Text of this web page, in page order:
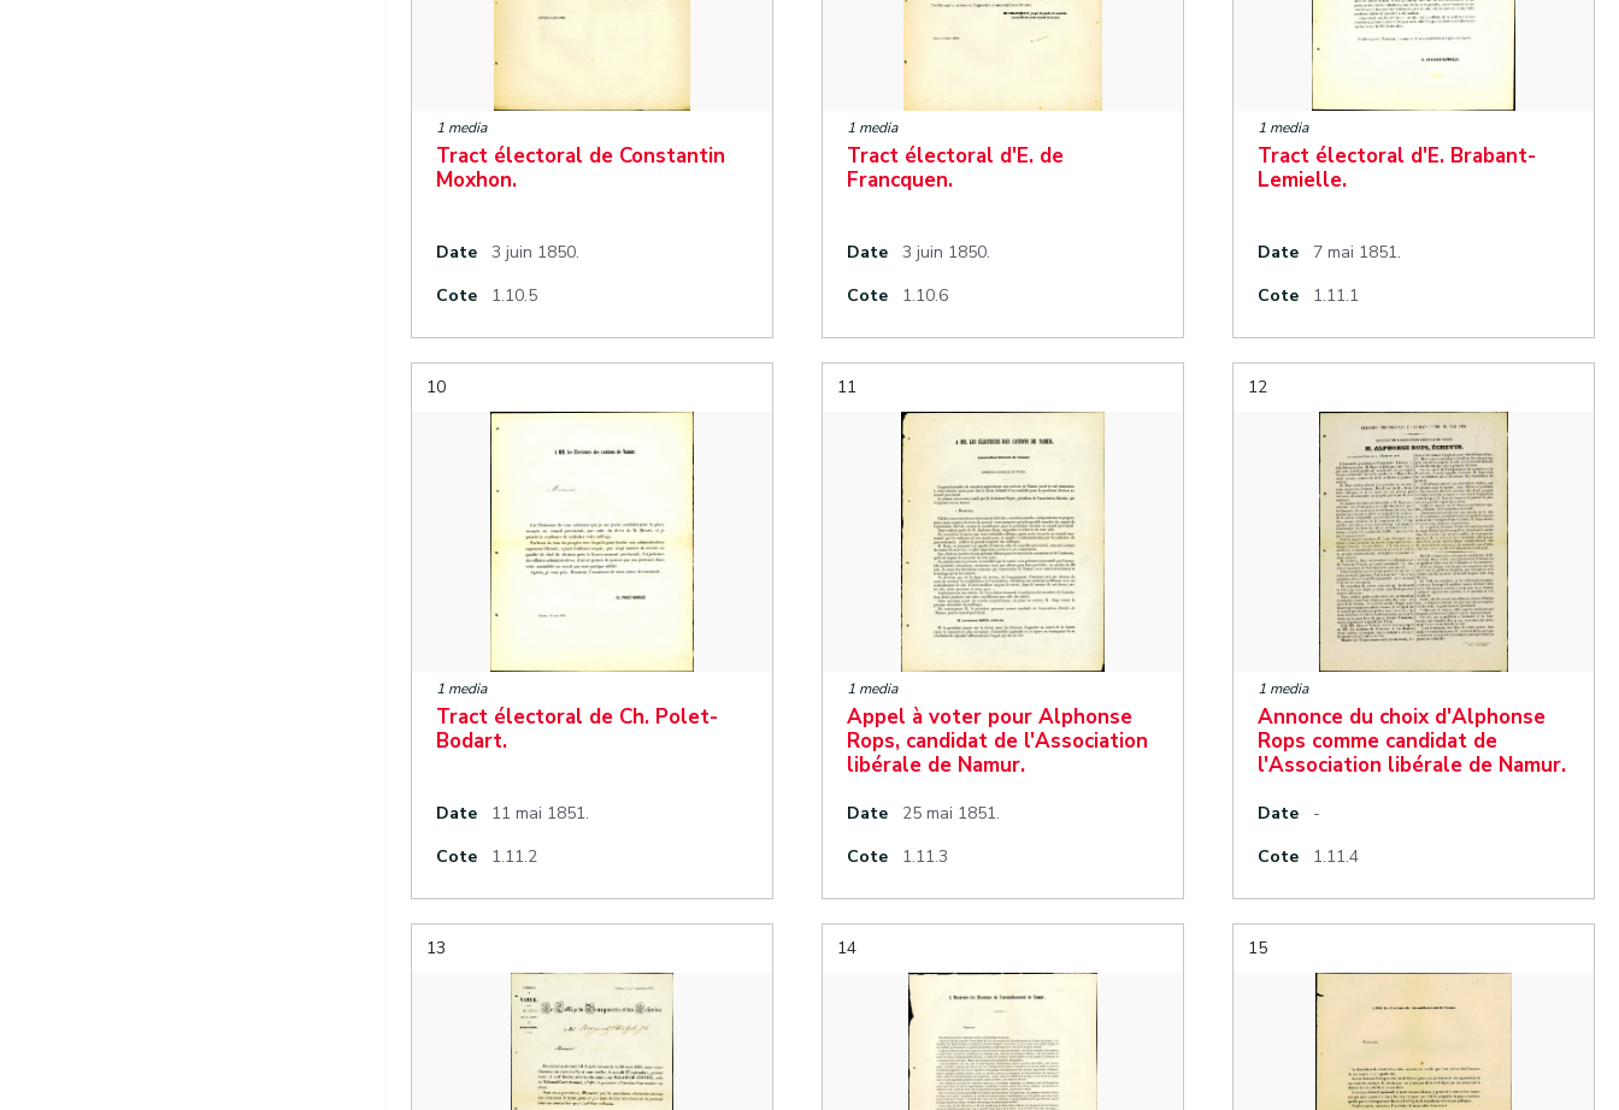
1 media
Tract électoral de Constantin
Moxhon.
Date
3 juin 1850.
Cote
1.10.5
1 media
Tract électoral d'E. de
Francquen.
Date
3 juin 1850.
Cote
1.10.6
1 media
Tract électoral d'E. Brabant-
Lemielle.
Date
7 mai 1851.
Cote
1.11.1
10
1 media
Tract électoral de Ch. Polet-
Bodart.
Date
11 mai 1851.
Cote
1.11.2
11
1 media
Appel à voter pour Alphonse
Rops, candidat de l'Association
libérale de Namur.
Date
25 mai 1851.
Cote
1.11.3
12
1 media
Annonce du choix d'Alphonse
Rops comme candidat de
l'Association libérale de Namur.
Date
-
Cote
1.11.4
13 14 15